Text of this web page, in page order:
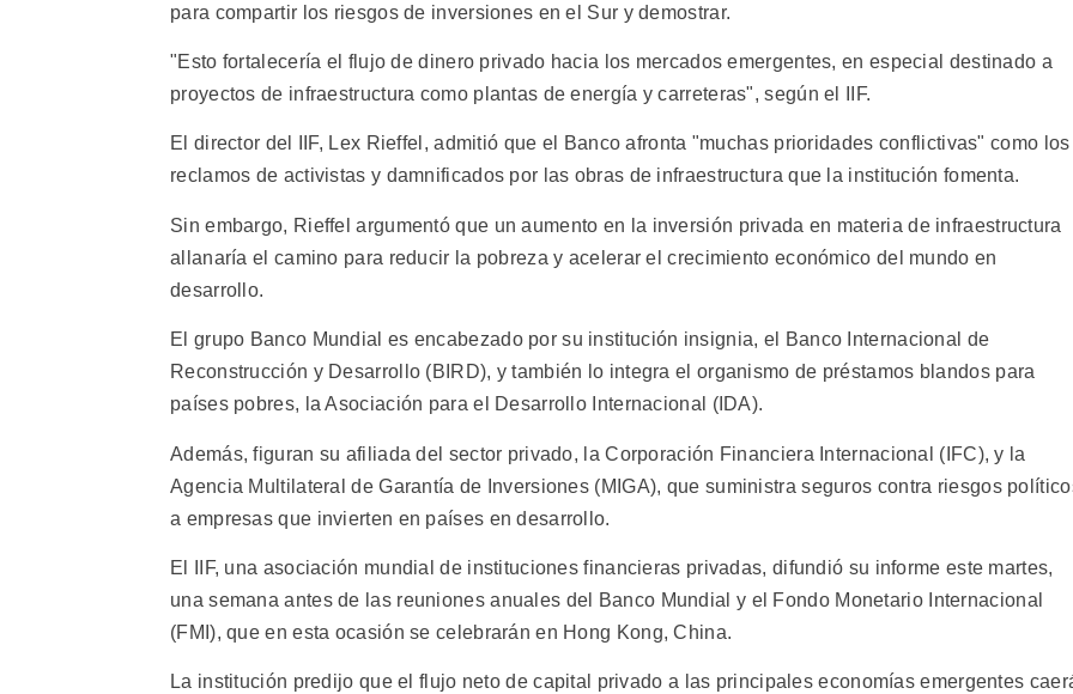
para compartir los riesgos de inversiones en el Sur y demostrar.
"Esto fortalecería el flujo de dinero privado hacia los mercados emergentes, en especial destinado a
proyectos de infraestructura como plantas de energía y carreteras", según el IIF.
El director del IIF, Lex Rieffel, admitió que el Banco afronta "muchas prioridades conflictivas" como los
reclamos de activistas y damnificados por las obras de infraestructura que la institución fomenta.
Sin embargo, Rieffel argumentó que un aumento en la inversión privada en materia de infraestructura
allanaría el camino para reducir la pobreza y acelerar el crecimiento económico del mundo en
desarrollo.
El grupo Banco Mundial es encabezado por su institución insignia, el Banco Internacional de
Reconstrucción y Desarrollo (BIRD), y también lo integra el organismo de préstamos blandos para
países pobres, la Asociación para el Desarrollo Internacional (IDA).
Además, figuran su afiliada del sector privado, la Corporación Financiera Internacional (IFC), y la
Agencia Multilateral de Garantía de Inversiones (MIGA), que suministra seguros contra riesgos
a empresas que invierten en países en desarrollo.
El IIF, una asociación mundial de instituciones financieras privadas, difundió su informe este martes,
una semana antes de las reuniones anuales del Banco Mundial y el Fondo Monetario Internacional
(FMI), que en esta ocasión se celebrarán en Hong Kong, China.
La institución predijo que el flujo neto de capital privado a las principales economías emergentes